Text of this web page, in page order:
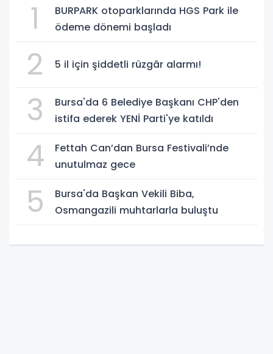
1
BURPARK otoparklarında HGS Park ile
ödeme dönemi başladı
2 5 il için şiddetli rüzgâr alarmı!
3
Bursa'da 6 Belediye Başkanı CHP'den
istifa ederek YENİ Parti'ye katıldı
4
Fettah Can’dan Bursa Festivali’nde
unutulmaz gece
5
Bursa'da Başkan Vekili Biba,
Osmangazili muhtarlarla buluştu